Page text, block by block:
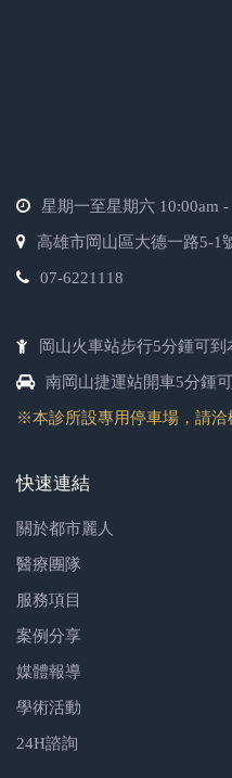
星期一至星期六 10:00am
高雄市岡山區大德一路5-1
07-6221118
岡山火車站步行5分鍾可到
南岡山捷運站開車5分鍾
※本診所設專用停車場，請洽
快速連結
關於都市麗人
醫療團隊
服務項目
案例分享
媒體報導
學術活動
24H諮詢